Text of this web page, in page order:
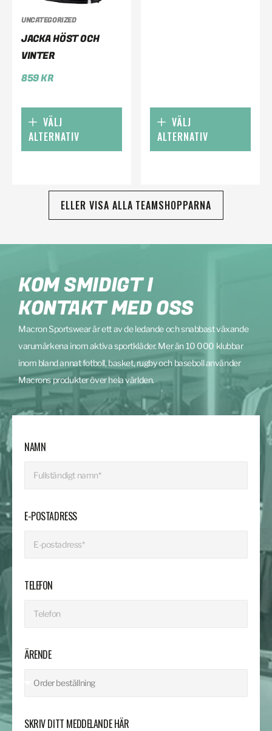
UNCATEGORIZED
JACKA HÖST OCH
VINTER
859KR
VÄLJ
ALTERNATIV
VÄLJ
ALTERNATIV
ELLER VISA ALLA TEAMSHOPPARNA
KOM SMIDIGT I
KONTAKT MED OSS
Macron Sportswear är ett av de ledande och snabbast växande
varumärkena inom aktiva sportkläder. Mer än 10 000 klubbar
inom bland annat fotboll, basket, rugby och baseboll använder
Macrons produkter över hela världen.
NAMN
E-POSTADRESS
TELEFON
ÄRENDE
SKRIV DITT MEDDELANDE HÄR